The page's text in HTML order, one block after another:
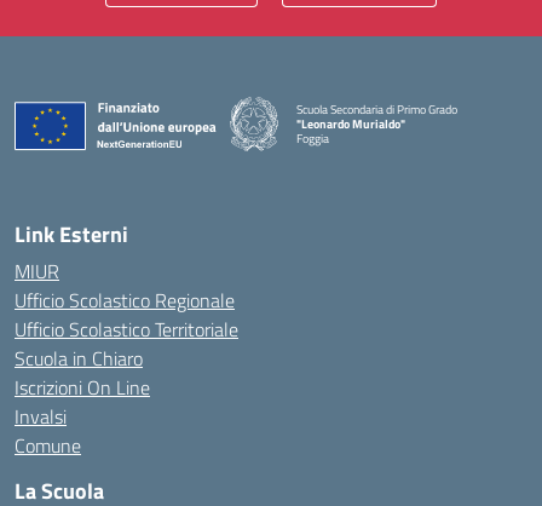
Scuola Secondaria di Primo Grado
"Leonardo Murialdo"
Foggia
— Visita la pagina iniziale della scuola
Link Esterni
MIUR
Ufficio Scolastico Regionale
Ufficio Scolastico Territoriale
Scuola in Chiaro
Iscrizioni On Line
Invalsi
Comune
La Scuola